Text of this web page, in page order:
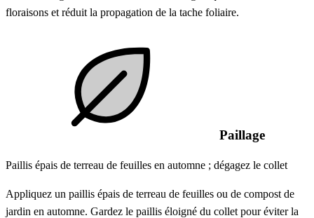
floraisons et réduit la propagation de la tache foliaire.
Paillage
Paillis épais de terreau de feuilles en automne ; dégagez le collet
Appliquez un paillis épais de terreau de feuilles ou de compost de
jardin en automne. Gardez le paillis éloigné du collet pour éviter la